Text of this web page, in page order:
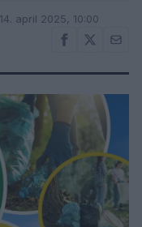
april 2025, 10:00